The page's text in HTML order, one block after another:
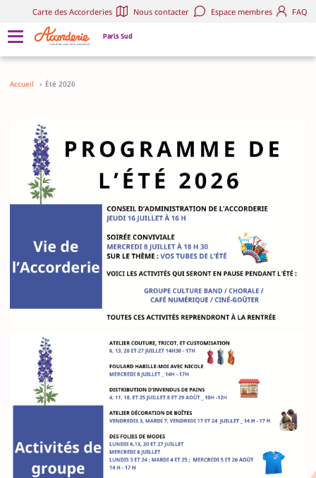
Paris Sud
Carte des Accorderies Nous contacter Espace membres FAQ
Accueil › Été 2026